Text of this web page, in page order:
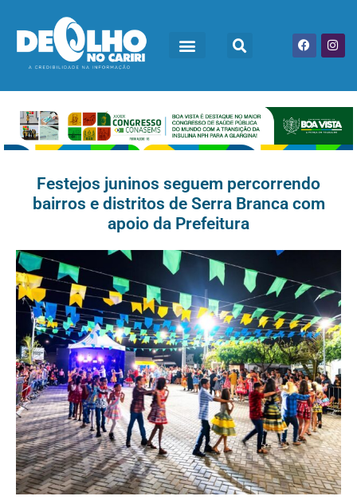
Festejos juninos seguem percorrendo
bairros e distritos de Serra Branca com
apoio da Prefeitura